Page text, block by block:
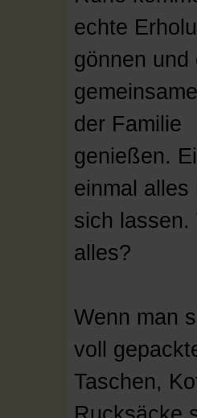
echte
gönnen und
der Familie
genießen.
einmal alles
sich lassen.
alles?
Wenn man
voll
Taschen,